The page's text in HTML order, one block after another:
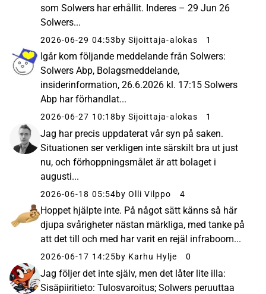
som Solwers har erhållit. Inderes – 29 Jun 26
Solwers...
2026-06-29 04:53by Sijoittaja-alokas 1
Igår kom följande meddelande från Solwers:
Solwers Abp, Bolagsmeddelande,
insiderinformation, 26.6.2026 kl. 17:15 Solwers
Abp har förhandlat...
2026-06-27 10:18 by Sijoittaja-alokas 1
Jag har precis uppdaterat vår syn på saken.
Situationen ser verkligen inte särskilt bra ut just
nu, och förhoppningsmålet är att bolaget i
augusti...
2026-06-18 05:54by Olli Vilppo 4
Hoppet hjälpte inte. På något sätt känns så här
djupa svårigheter nästan märkliga, med tanke på
att det till och med har varit en rejäl infraboom...
2026-06-17 14:25by Karhu Hylje 0
Jag följer det inte själv, men det låter lite illa:
Sisäpiiritieto: Tulosvaroitus; Solwers peruuttaa